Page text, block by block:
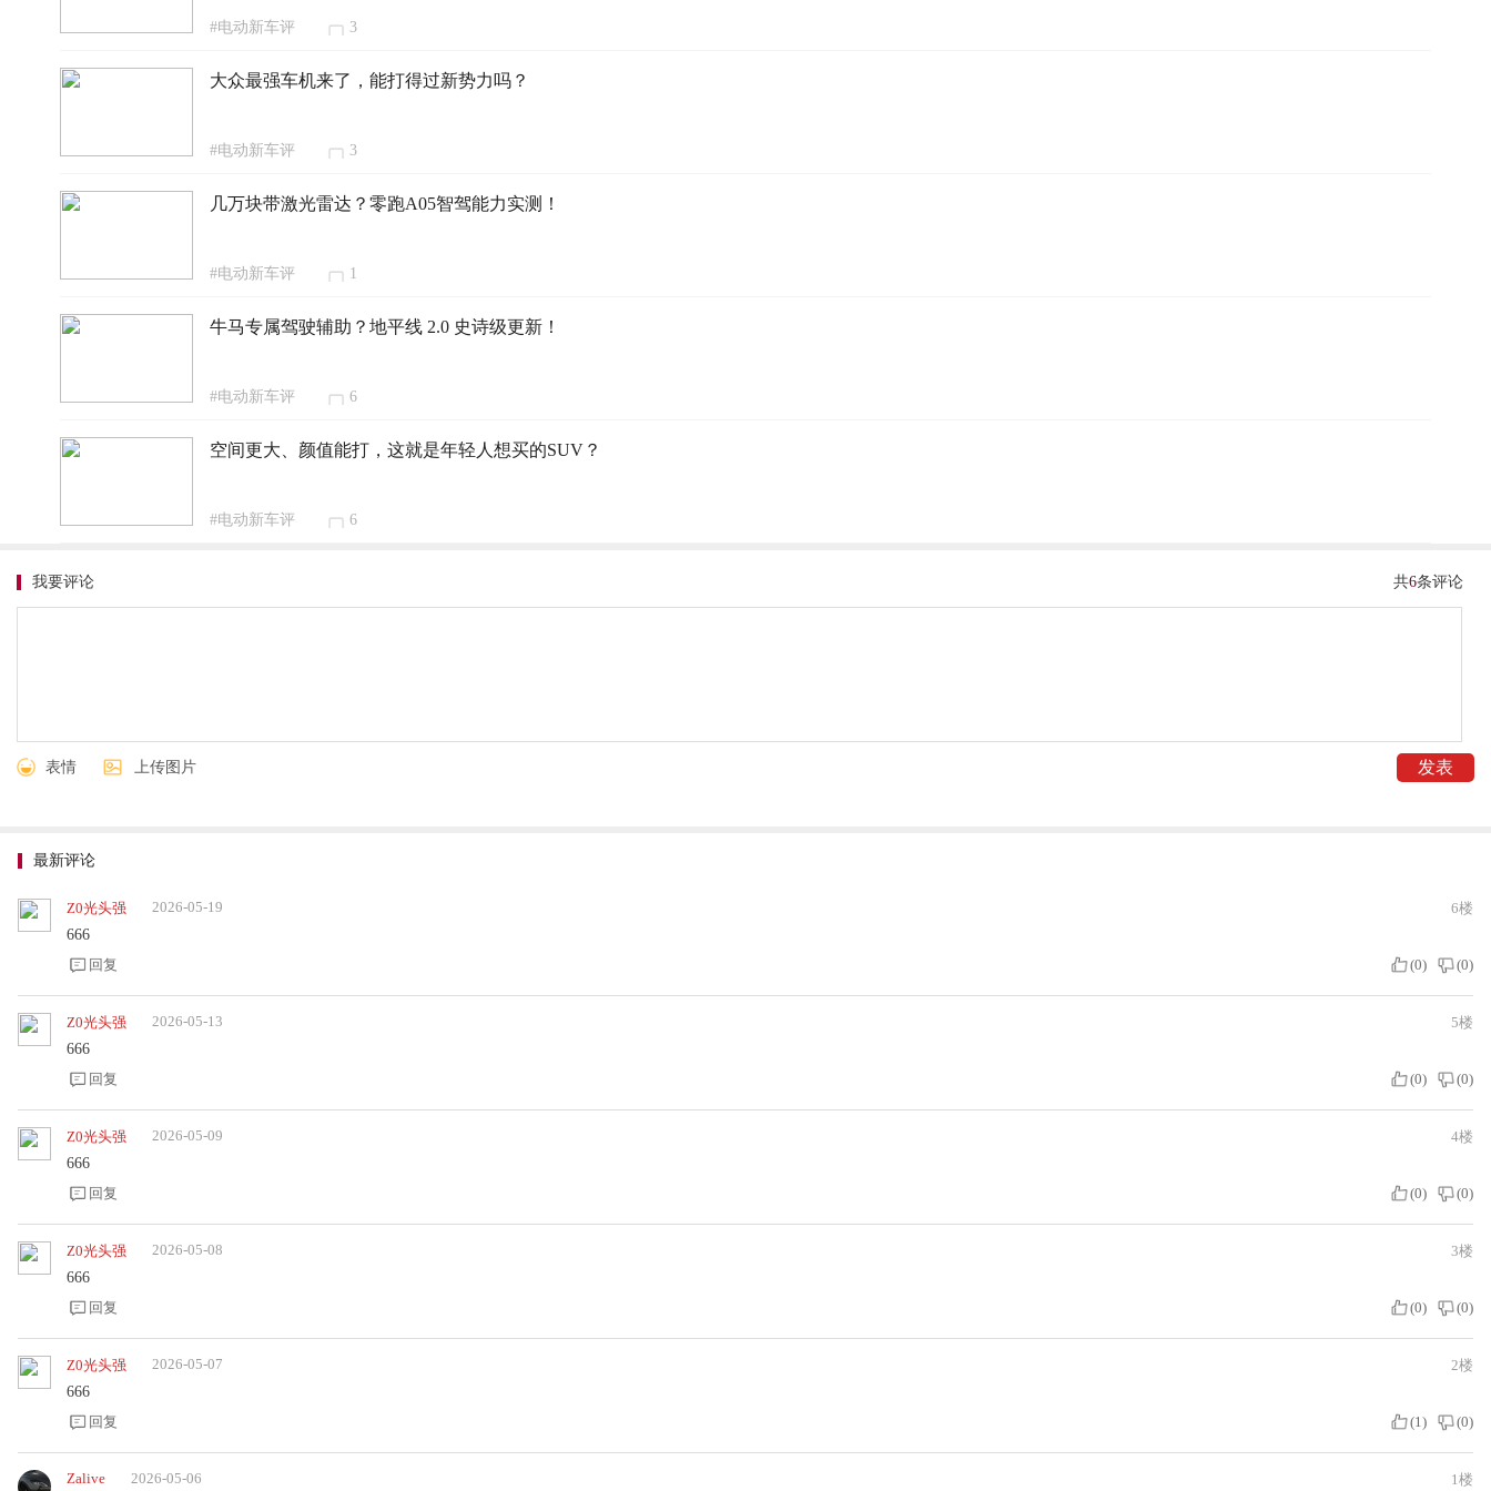
#电动新车评 3
大众最强车机来了，能打得过新势力吗？
#电动新车评 3
几万块带激光雷达？零跑A05智驾能力实测！
#电动新车评 1
牛马专属驾驶辅助？地平线 2.0 史诗级更新！
#电动新车评 6
空间更大、颜值能打，这就是年轻人想买的SUV？
#电动新车评 6
共6条评论
我要评论
表情 上传图片
最新评论
Z0光头强 2026-05-19
6楼
666
回复
(0) (0)
Z0光头强 2026-05-13
5楼
666
回复
(0) (0)
Z0光头强 2026-05-09
4楼
666
回复
(0) (0)
Z0光头强 2026-05-08
3楼
666
回复
(0) (0)
Z0光头强 2026-05-07
2楼
666
回复
(1 ) (0)
Zalive 2026-05-06 1楼